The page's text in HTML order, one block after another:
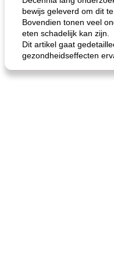
bewijs geleverd om dit
Bovendien tonen veel
eten schadelijk kan zijn.
Dit artikel gaat
gezondheidseffecten